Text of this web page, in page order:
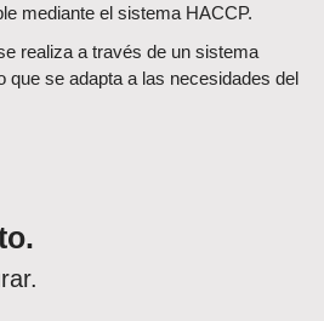
mediante el sistema HACCP.
realiza a través de un sistema
que se adapta a las necesidades del